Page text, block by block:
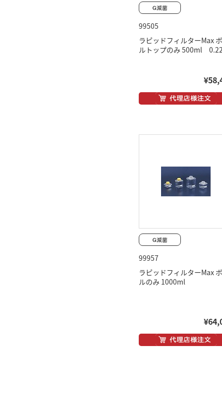
99505
ラピッドフィルターMax
ルトップのみ 500ml
99957
ラピッドフィルターMax
ルのみ 1000ml